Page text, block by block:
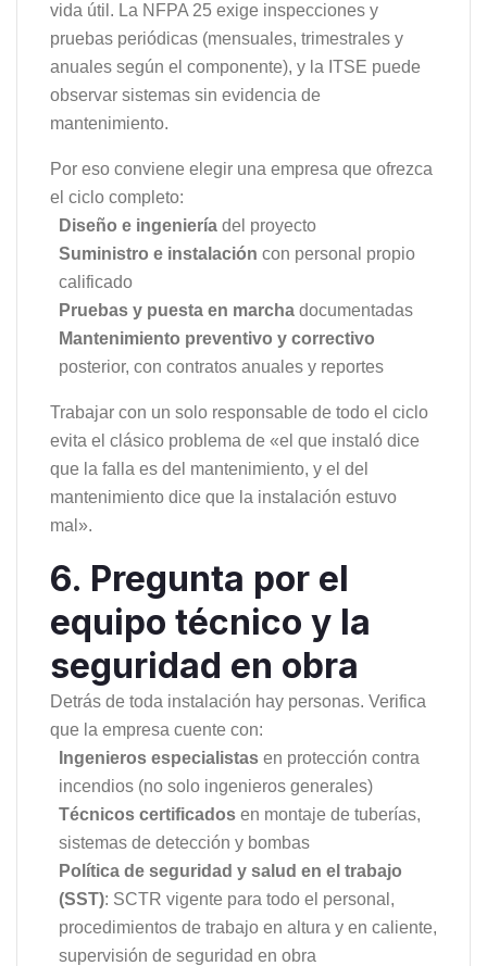
vida útil. La NFPA 25 exige inspecciones y
pruebas periódicas (mensuales, trimestrales y
anuales según el componente), y la ITSE puede
observar sistemas sin evidencia de
mantenimiento.
Por eso conviene elegir una empresa que ofrezca
el ciclo completo:
Diseño e ingeniería del proyecto
Suministro e instalación con personal propio
calificado
Pruebas y puesta en marcha documentadas
Mantenimiento preventivo y correctivo
posterior, con contratos anuales y reportes
Trabajar con un solo responsable de todo el ciclo
evita el clásico problema de «el que instaló dice
que la falla es del mantenimiento, y el del
mantenimiento dice que la instalación estuvo
mal».
6. Pregunta por el
equipo técnico y la
seguridad en obra
Detrás de toda instalación hay personas. Verifica
que la empresa cuente con:
Ingenieros especialistas en protección contra
incendios (no solo ingenieros generales)
Técnicos certificados en montaje de tuberías,
sistemas de detección y bombas
Política de seguridad y salud en el trabajo
(SST): SCTR vigente para todo el personal,
procedimientos de trabajo en altura y en caliente,
supervisión de seguridad en obra